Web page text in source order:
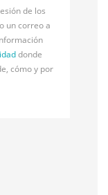
de los
un correo a
donde
cómo y por